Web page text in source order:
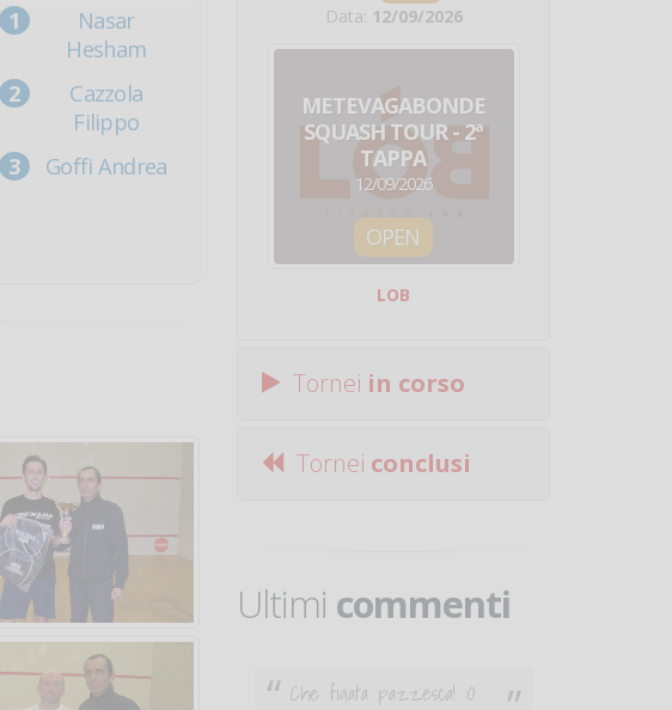
Nasar
Hesham
Cazzola
Filippo
Goffi Andrea
Data: 12/09/2026
METEVAGABONDE
SQUASH TOUR - 2ª
TAPPA
12/09/2026
OPEN
LOB
Tornei in corso
Tornei conclusi
Ultimi commenti
Che figata pazzesca! :O